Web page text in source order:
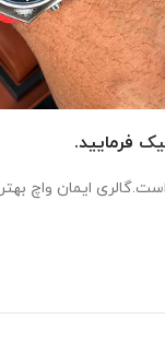
فرمایید.
است.گالری ایمان واچ